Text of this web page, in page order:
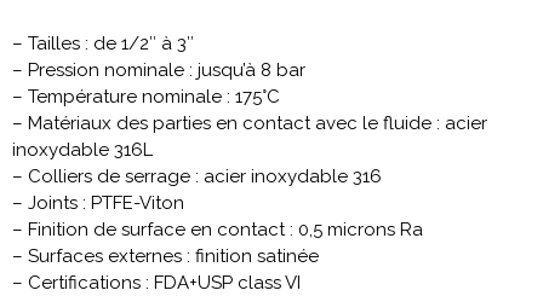
– Tailles : de 1/2″ à 3″
– Pression nominale : jusqu’à 8 bar
– Température nominale : 175°C
– Matériaux des parties en contact avec le fluide : acier
inoxydable 316L
– Colliers de serrage : acier inoxydable 316
– Joints : PTFE-Viton
– Finition de surface en contact : 0,5 microns Ra
– Surfaces externes : finition satinée
– Certifications : FDA+USP class VI